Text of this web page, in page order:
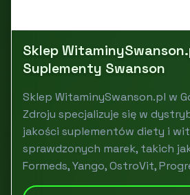
Sklep
Suplementy Swanson
Sklep WitaminySwanson.pl w
Zdroju specjalizuje się w
jakości suplementów diety i
sprawdzonych marek, takich
Formeds, Yango, OstroVit,